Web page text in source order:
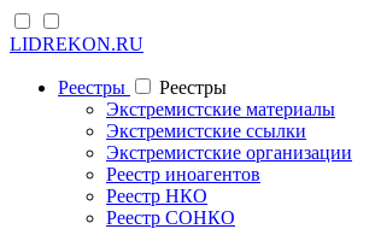
LIDREKON.RU
Реестры
Реестры
Экстремистские материалы
Экстремистские ссылки
Экстремистские организации
Реестр иноагентов
Реестр НКО
Реестр СОНКО